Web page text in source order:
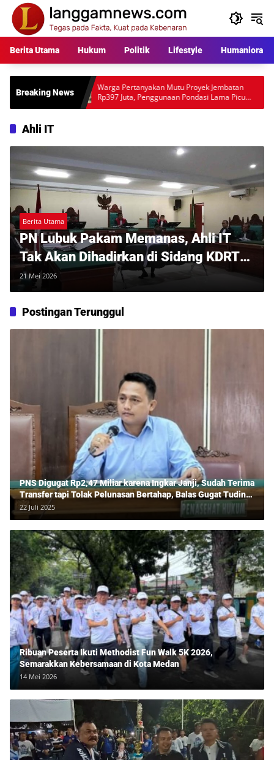
Langsung
konten
Berita Utama Hukum Politik Lifestyle Humaniora
Breaking NewsWarga Pertanyakan Mutu Proyek Jembatan
Rp397 Juta, Penggunaan Pondasi Lama Picu
Desakan Audit Lapangan
Ahli IT
Berita Utama
PN Lubuk Pakam Memanas, Ahli IT
Tak Akan Dihadirkan di Sidang KDRT
Sherly, Pembela Sebut Dakwaan
“Kabur”
21 Mei 2026
Postingan Terunggul
PNS Digugat Rp2,47 Miliar karena Ingkar Janji, Sudah Terima
Transfer tapi Tolak Pelunasan Bertahap, Balas Gugat Tuding
Lawan Tipu Rp850 Juta
22 Juli 2025
Ribuan Peserta Ikuti Methodist Fun Walk 5K 2026,
Semarakkan Kebersamaan di Kota Medan
14 Mei 2026